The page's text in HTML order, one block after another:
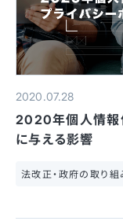
2020.07.28
2020年個人情報
に与える影響
法改正・政府の取り組